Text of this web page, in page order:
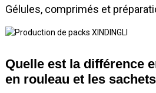
Gélules, comprimés et
Quelle est la différence
en rouleau et les